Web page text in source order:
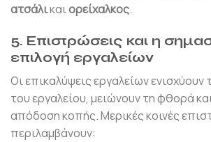
ατσάλικαιορείχαλκος.
5. Επιστρώσεις και η
επιλογή εργαλείων
Οι επικαλύψεις εργαλείων ενισχύουν
του εργαλείου, μειώνουν τη φθορά
απόδοση κοπής. Μερικές κοινές
περιλαμβάνουν: